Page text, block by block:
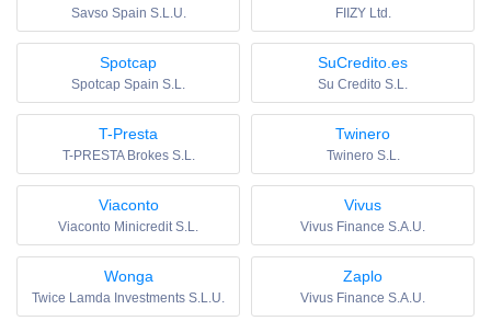
Savso Spain S.L.U. FIIZY Ltd.
Spotcap
Spotcap Spain S.L.
SuCredito.es
Su Credito S.L.
T-Presta
T-PRESTA Brokes S.L.
Twinero
Twinero S.L.
Viaconto
Viaconto Minicredit S.L.
Vivus
Vivus Finance S.A.U.
Wonga
Twice Lamda Investments S.L.U.
Zaplo
Vivus Finance S.A.U.